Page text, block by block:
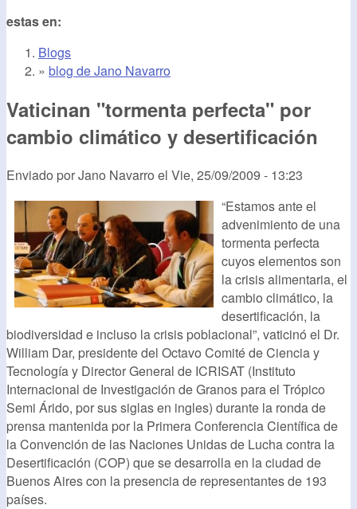
estas en:
Blogs
» blog de Jano Navarro
Vaticinan "tormenta perfecta" por
cambio climático y desertificación
Enviado porJano Navarro el Vie, 25/09/2009 - 13:23
“Estamos ante el
advenimiento de una
tormenta perfecta
cuyos elementos son
la crisis alimentaria, el
cambio climático, la
desertificación, la
biodiversidad e incluso la crisis poblacional”, vaticinó el Dr.
William Dar, presidente del Octavo Comité de Ciencia y
Tecnología y Director General de ICRISAT (Instituto
Internacional de Investigación de Granos para el Trópico
Semi Árido, por sus siglas en ingles) durante la ronda de
prensa mantenida por la Primera Conferencia Científica de
la Convención de las Naciones Unidas de Lucha contra la
Desertificación (COP) que se desarrolla en la ciudad de
Buenos Aires con la presencia de representantes de 193
países.